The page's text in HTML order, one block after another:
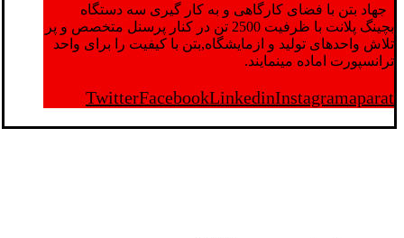
جهاد بتن با فضای کارگاهی و به کار گیری سه دستگاه
بچینگ پلانت با ظرفیت 2500 تن در کنار پرسنل متخصص و پر
تلاش واحدهای تولید و ازمایشگاه,بتن با کیفیت را برای واحد
ترانسپورت اماده مینمایند.
TwitterFacebookLinkedinInstagramaparat